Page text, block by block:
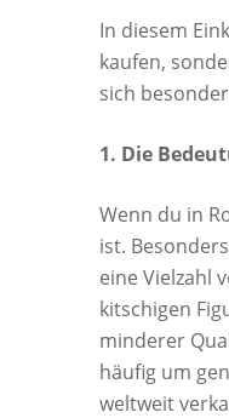
In diesem
kaufen,
sich
1. Die
Wenn du in
ist.
eine Vielzahl
kitschigen
minderer
häufig um
weltweit